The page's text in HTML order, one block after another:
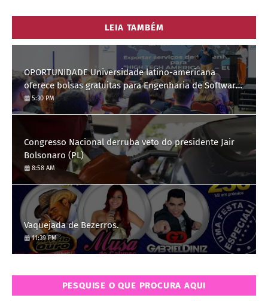
LEIA TAMBÉM
OPORTUNIDADE Universidade latino-americana
oferece bolsas gratuitas para Engenharia de Software;
saiba como se candidatar
5:30 PM
Congresso Nacional derruba veto do presidente Jair
Bolsonaro (PL)
8:58 AM
Vaquejada de Bezerros.
11:39 PM
PESQUISE O QUE PROCURA AQUI